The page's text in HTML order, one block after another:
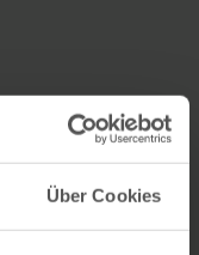
Über Cookies